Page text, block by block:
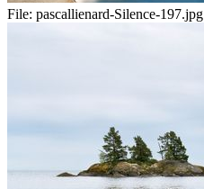
File: pascallienard-Silence-197.jpg